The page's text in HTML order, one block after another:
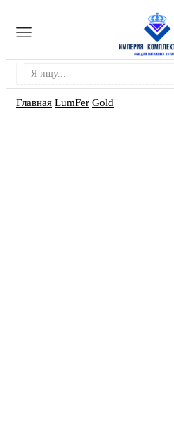
Главная LumFer Gold